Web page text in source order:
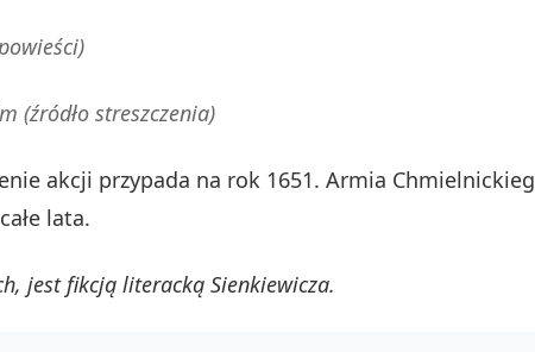
(źródło streszczenia)
akcji przypada na rok 1651. Armia
lata.
jest fikcją literacką Sienkiewicza.